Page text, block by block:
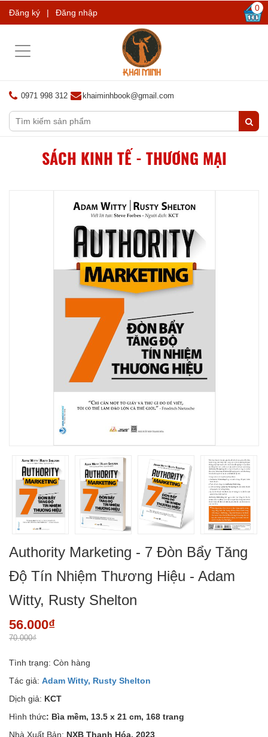
Đăng ký | Đăng nhập 0
Toggle
0971 998 312 khaiminhbook@gmail.com
SÁCH KINH TẾ - THƯƠNG MẠI
Authority Marketing - 7 Đòn Bẩy Tăng
Độ Tín Nhiệm Thương Hiệu - Adam
Witty, Rusty Shelton
56.000₫
70.000₫
Tình trạng: Còn hàng
Tác giả: Adam Witty, Rusty Shelton
Dịch giả: KCT
Hình thức: Bìa mềm, 13.5 x 21 cm, 168 trang
Nhà Xuất Bản: NXB Thanh Hóa, 2023